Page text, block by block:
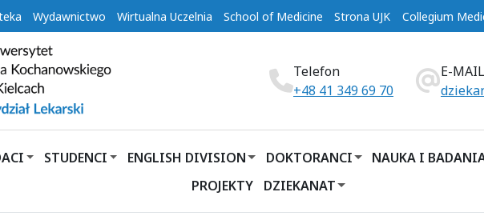
Wydawnictwo Wirtualna Uczelnia School of Medicine Strona UJK Collegium
Telefon
+48 41 349 69 70
E-MAIL
STUDENCI ENGLISH DIVISION DOKTORANCI NAUKA I
PROJEKTY
DZIEKANAT